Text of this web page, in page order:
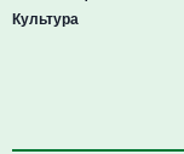
Культура